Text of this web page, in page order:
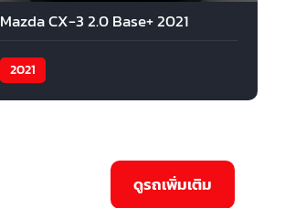
Mazda CX-3 2.0 Base+ 2021
2021